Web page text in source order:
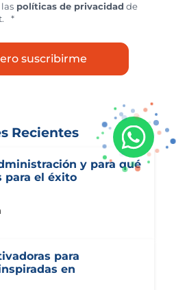
políticas de privacidad de
*
Recientes
y para qué
para el éxito
para
en